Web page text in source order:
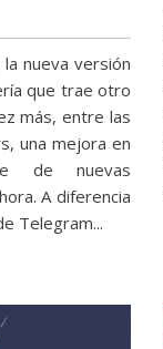
nueva versión
que trae otro
más, entre las
una mejora en
de nuevas
A diferencia
Telegram...